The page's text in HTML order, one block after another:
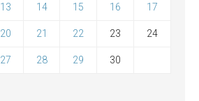
13 14 15 16 17
20 21 22 23 24
27 28 29 30